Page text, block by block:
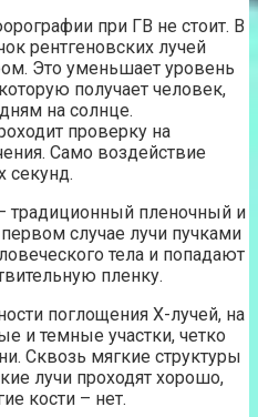
при ГВ не стоит. В
рентгеновских лучей
Это уменьшает уровень
получает человек,
на солнце.
проверку на
Само воздействие
секунд.
традиционный пленочный и
случае лучи пучками
тела и попадают
пленку.
поглощения Х-лучей, на
и темные участки, четко
Сквозь мягкие структуры
лучи проходят хорошо,
кости – нет.